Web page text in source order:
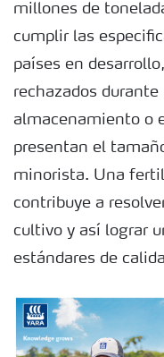
millones de
cumplir las
países en
rechazados
almacenamiento o
presentan el
minorista. Una
contribuye a
cultivo y así lograr
estándares de